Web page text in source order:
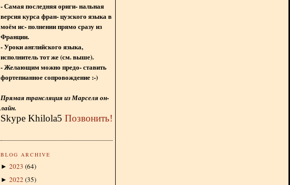
- Самая последняя ориги- нальная
версия курса фран- цузского языка в
моём ис- полнении прямо сразу из
Франции.
- Уроки английского языка,
исполнитель тот же (см. выше).
- Желающим можно предо- ставить
фортепианное сопровождение :-)
Прямая трансляция из Марселя он-
лайн.
Skype Khilola5 Позвонить!
BLOG ARCHIVE
► 2023 (64)
► 2022 (35)